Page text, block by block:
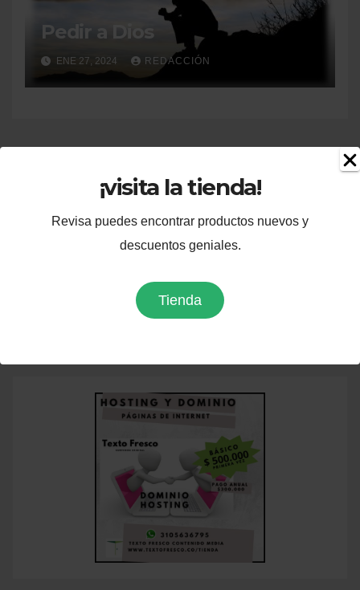
¡visita la tienda!
Revisa puedes encontrar productos nuevos y
descuentos geniales.
Tienda
Pedir a Dios
ENE 27, 2024 REDACCIÓN